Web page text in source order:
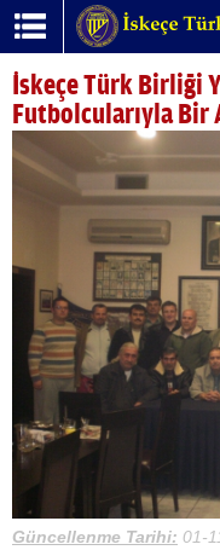
İskeçe Türk Birliği
Futbolcularıyla Bir
Güncellenme Tarihi: 01-